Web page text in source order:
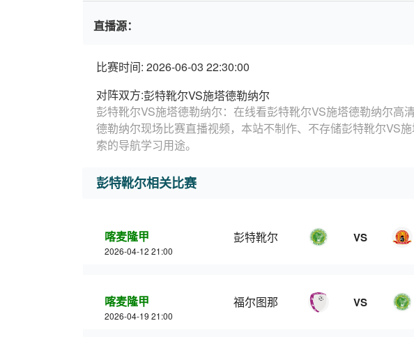
直播源：
比赛时间: 2026-06-03 22:30:00
对阵双方:彭特靴尔VS施塔德勒纳尔
彭特靴尔VS施塔德勒纳尔：在线看彭特靴尔VS施塔德勒纳尔高
德勒纳尔现场比赛直播视频，本站不制作、不存储彭特靴尔VS
索的导航学习用途。
彭特靴尔相关比赛
喀麦隆甲
2026-04-12 21:00
彭特靴尔 VS
喀麦隆甲
2026-04-19 21:00
福尔图那 VS